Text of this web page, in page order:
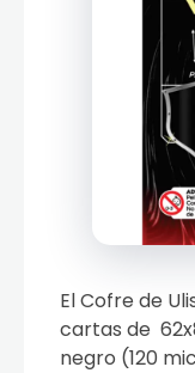
El Cofre de
cartas de
negro (120